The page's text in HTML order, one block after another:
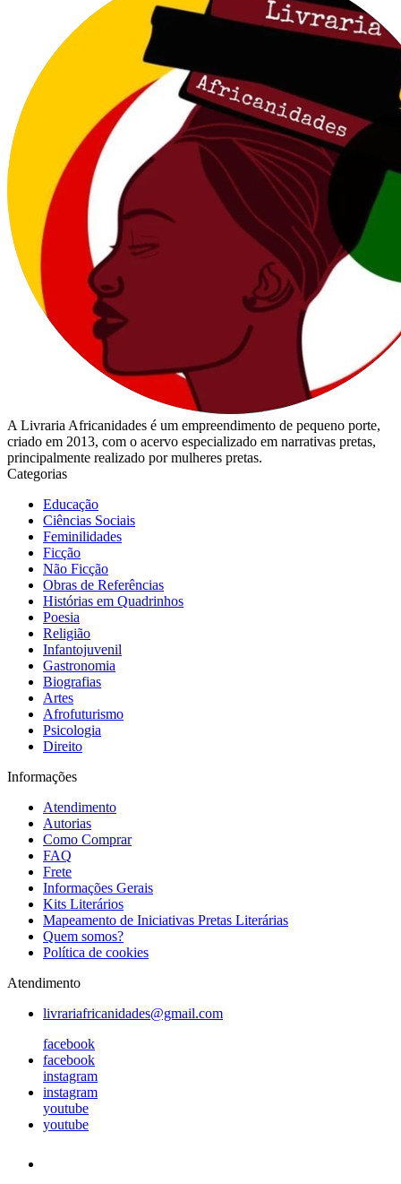
A Livraria Africanidades é um empreendimento de pequeno porte,
criado em 2013, com o acervo especializado em narrativas pretas,
principalmente realizado por mulheres pretas.
Categorias
Educação
Ciências Sociais
Feminilidades
Ficção
Não Ficção
Obras de Referências
Histórias em Quadrinhos
Poesia
Religião
Infantojuvenil
Gastronomia
Biografias
Artes
Afrofuturismo
Psicologia
Direito
Informações
Atendimento
Autorias
Como Comprar
FAQ
Frete
Informações Gerais
Kits Literários
Mapeamento de Iniciativas Pretas Literárias
Quem somos?
Política de cookies
Atendimento
livrariafricanidades@gmail.com
facebook
facebook
instagram
instagram
youtube
youtube